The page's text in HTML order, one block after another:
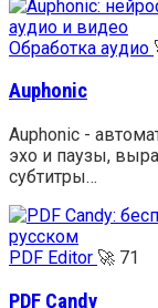
Обработка аудио
Auphonic
Auphonic -
эхо и паузы,
субтитры…
PDF Editor 🚀 71
PDF Candy